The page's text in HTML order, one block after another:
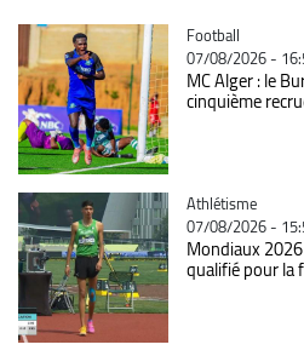
Catégorie
Football
07/08/2026 -
MC Alger : le
cinquième
Catégorie
Athlétisme
07/08/2026 -
Mondiaux
qualifié pour la